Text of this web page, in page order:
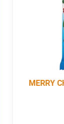
MERRY